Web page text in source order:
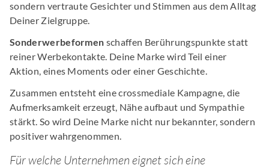
sondern vertraute Gesichter und Stimmen aus dem Alltag
Deiner Zielgruppe.
Sonderwerbeformen schaffen Berührungspunkte statt
reiner Werbekontakte. Deine Marke wird Teil einer
Aktion, eines Moments oder einer Geschichte.
Zusammen entsteht eine crossmediale Kampagne, die
Aufmerksamkeit erzeugt, Nähe aufbaut und Sympathie
stärkt. So wird Deine Marke nicht nur bekannter, sondern
positiver wahrgenommen.
Für welche Unternehmen eignet sich eine